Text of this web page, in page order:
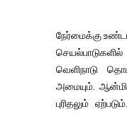
நேர்மைக்கு
வெளிநாடு
அமையும்.
புரிதலும்